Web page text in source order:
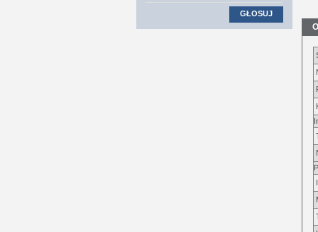
GŁOSUJ